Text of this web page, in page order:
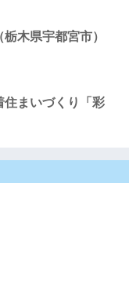
木県宇都宮市）
住まいづくり「彩